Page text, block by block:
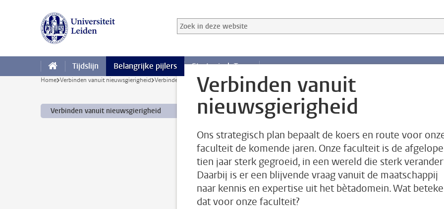
Zoek in deze website
Zoekterm
Tijdslijn Belangrijke pijlers Strategisch Team
Home Verbinden vanuit nieuwsgierigheid Verbinden vanuit nieuwsgierigheid
Verbinden vanuit nieuwsgierigheid
Verbinden vanuit
nieuwsgierigheid
Ons strategisch plan bepaalt de koers en route voor
faculteit de komende jaren. Onze faculteit is de
tien jaar sterk gegroeid, in een wereld die sterk
Daarbij is er een blijvende vraag vanuit de maatschappij
naar kennis en expertise uit het bètadomein. Wat
dat voor onze faculteit?